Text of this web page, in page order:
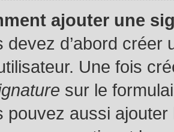
ajouter une
devez d’abord
Une fois
sur le
pouvez aussi